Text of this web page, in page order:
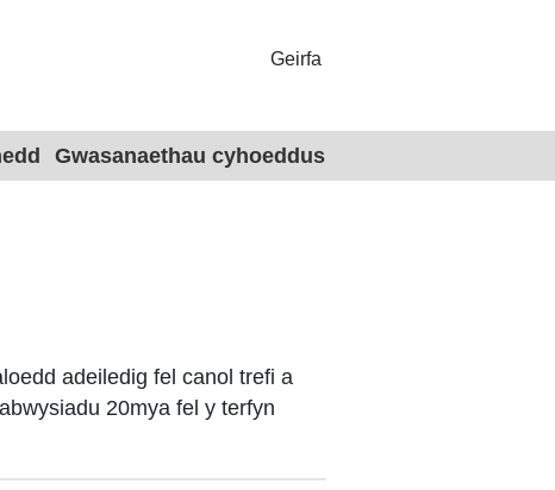
Geirfa
Gwasanaethau cyhoeddus
adeiledig fel canol trefi a
20mya fel y terfyn